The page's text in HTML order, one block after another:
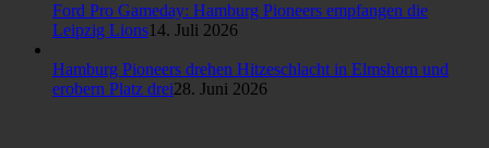
Ford Pro Gameday: Hamburg Pioneers empfangen die
Leipzig Lions14. Juli 2026
Hamburg Pioneers drehen Hitzeschlacht in Elmshorn und
erobern Platz drei28. Juni 2026